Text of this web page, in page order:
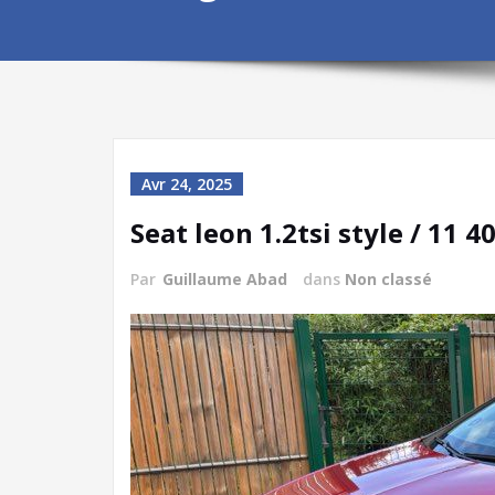
Avr 24, 2025
Seat leon 1.2tsi style / 11
Par Guillaume Abad dans Non classé